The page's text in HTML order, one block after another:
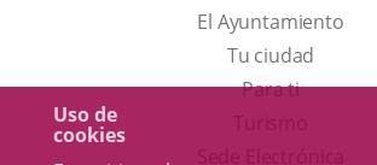
Uso de
cookies
El Ayuntamiento
Tu ciudad
Para ti